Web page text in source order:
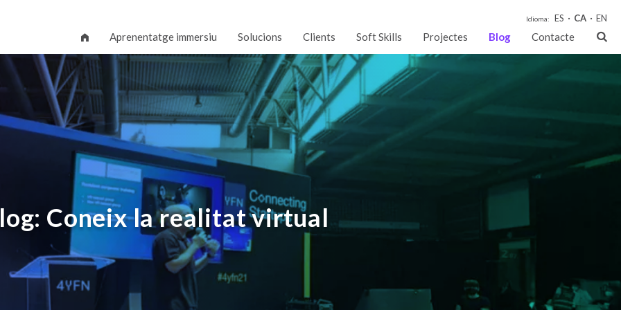
Idioma: ES CA EN
Aprenentatge immersiu Solucions Clients Soft Skills Projectes Blog Contacte
Coneix la realitat virtual